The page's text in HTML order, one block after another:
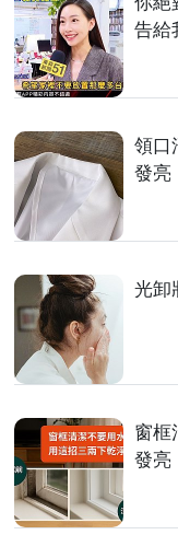
告給
領口
發亮
光卸
窗框
發亮